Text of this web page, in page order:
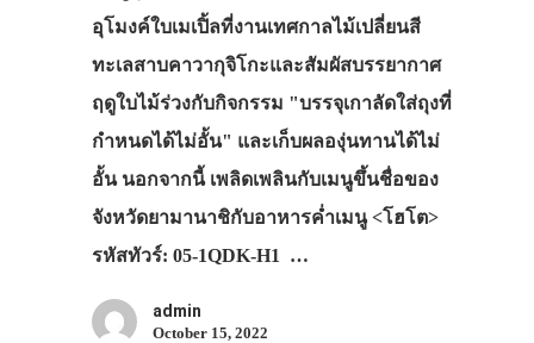
อุโมงค์ใบเมเปิ้ลที่งานเทศกาลไม้เปลี่ยนสี
ทะเลสาบคาวากุจิโกะและสัมผัสบรรยากาศ
ฤดูใบไม้ร่วงกับกิจกรรม "บรรจุเกาลัดใส่ถุงที่
กำหนดได้ไม่อั้น" และเก็บผลองุ่นทานได้ไม่
อั้น นอกจากนี้ เพลิดเพลินกับเมนูขึ้นชื่อของ
จังหวัดยามานาชิกับอาหารค่ำเมนู <โฮโต>
รหัสทัวร์: 05-1QDK-H1 …
admin
October 15, 2022